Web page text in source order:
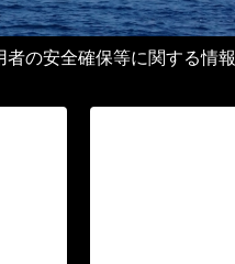
の安全確保等に関する情報